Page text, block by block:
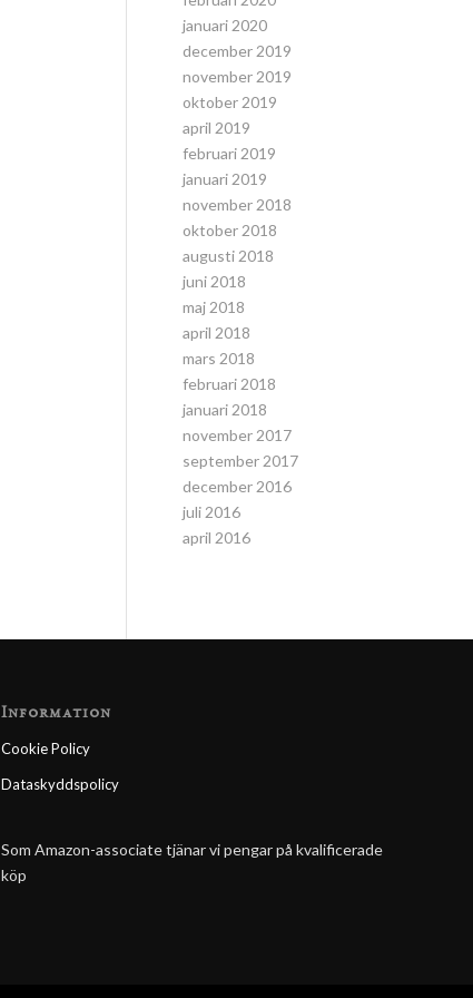
januari 2020
december 2019
november 2019
oktober 2019
april 2019
februari 2019
januari 2019
november 2018
oktober 2018
augusti 2018
juni 2018
maj 2018
april 2018
mars 2018
februari 2018
januari 2018
november 2017
september 2017
december 2016
juli 2016
april 2016
Information
Cookie Policy
Dataskyddspolicy
Som Amazon-associate tjänar vi pengar på kvalificerade
köp